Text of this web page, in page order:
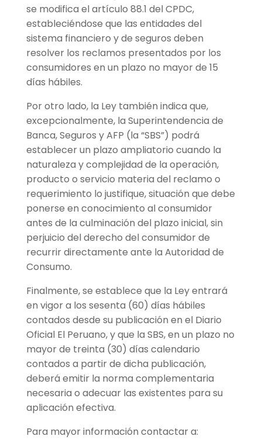
se modifica el artículo 88.1 del CPDC,
estableciéndose que las entidades del
sistema financiero y de seguros deben
resolver los reclamos presentados por los
consumidores en un plazo no mayor de 15
días hábiles.
Por otro lado, la Ley también indica que,
excepcionalmente, la Superintendencia de
Banca, Seguros y AFP (la “SBS”) podrá
establecer un plazo ampliatorio cuando la
naturaleza y complejidad de la operación,
producto o servicio materia del reclamo o
requerimiento lo justifique, situación que debe
ponerse en conocimiento al consumidor
antes de la culminación del plazo inicial, sin
perjuicio del derecho del consumidor de
recurrir directamente ante la Autoridad de
Consumo.
Finalmente, se establece que la Ley entrará
en vigor a los sesenta (60) días hábiles
contados desde su publicación en el Diario
Oficial El Peruano, y que la SBS, en un plazo no
mayor de treinta (30) días calendario
contados a partir de dicha publicación,
deberá emitir la norma complementaria
necesaria o adecuar las existentes para su
aplicación efectiva.
Para mayor información contactar a: